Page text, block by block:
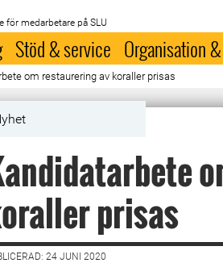
för medarbetare på SLU
Stöd & service Organisation
om restaurering av koraller prisas
prisas
24 JUNI 2020